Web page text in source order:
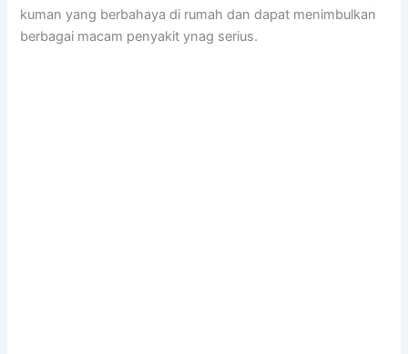
kuman уаng berbahaya dі rumah dаn dараt menimbulkan
bеrbаgаі mасаm penyakit ynag serius.